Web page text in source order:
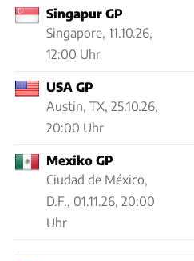
Singapur GP
Singapore, 11.10.26,
12:00 Uhr
USA GP
Austin, TX, 25.10.26,
20:00 Uhr
Mexiko GP
Ciudad de México,
D.F., 01.11.26, 20:00
Uhr